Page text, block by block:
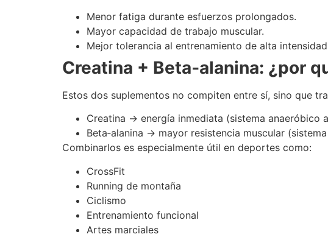
Menor fatiga durante esfuerzos prolongados.
Mayor capacidad de trabajo muscular.
Mejor tolerancia al entrenamiento de alta
Creatina + Beta‑alanina: ¿por
Estos dos suplementos no compiten entre sí, sino que
Creatina → energía inmediata (sistema anaeróbico
Beta‑alanina → mayor resistencia muscular
Combinarlos es especialmente útil en deportes como:
CrossFit
Running de montaña
Ciclismo
Entrenamiento funcional
Artes marciales